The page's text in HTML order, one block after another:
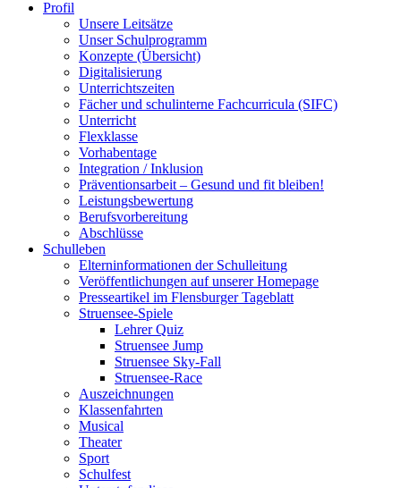
Profil
Unsere Leitsätze
Unser Schulprogramm
Konzepte (Übersicht)
Digitalisierung
Unterrichtszeiten
Fächer und schulinterne Fachcurricula (SIFC)
Unterricht
Flexklasse
Vorhabentage
Integration / Inklusion
Präventionsarbeit – Gesund und fit bleiben!
Leistungsbewertung
Berufsvorbereitung
Abschlüsse
Schulleben
Elterninformationen der Schulleitung
Veröffentlichungen auf unserer Homepage
Presseartikel im Flensburger Tageblatt
Struensee-Spiele
Lehrer Quiz
Struensee Jump
Struensee Sky-Fall
Struensee-Race
Auszeichnungen
Klassenfahrten
Musical
Theater
Sport
Schulfest